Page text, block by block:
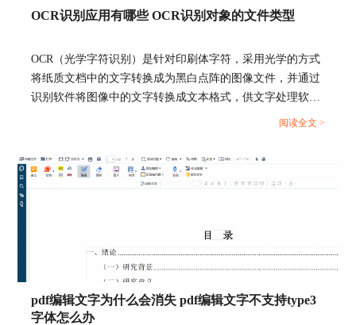
3、从扫描仪添加
除了添加现有的电子文档外，也可以通过扫描
仪添加的方式，将纸质的文档扫描为电子文档后添
加到当前PDF文档中。
OCR识别应用有哪些 OCR识别对象的文件类型
OCR（光学字符识别）是针对印刷体字符，采用光学的方式
将纸质文档中的文字转换成为黑白点阵的图像文件，并通过
识别软件将图像中的文字转换成文本格式，供文字处理软件
进一步编辑加工的技术。那OCR识别的应用有哪些呢？下面
阅读全文 >
pdf编辑文字为什么会消失 pdf编辑文字不支持type3
字体怎么办